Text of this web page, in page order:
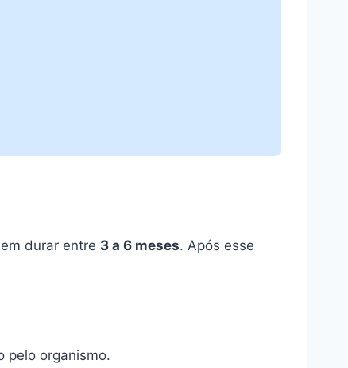
durar entre 3 a 6 meses. Após esse
pelo organismo.